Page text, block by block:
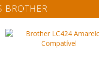
BROTHER